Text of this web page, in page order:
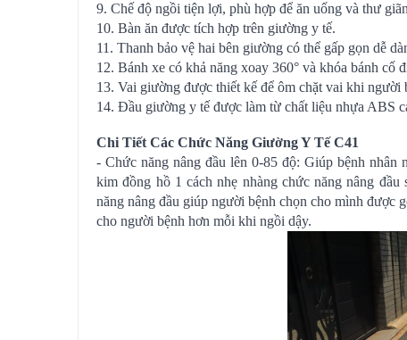
9. Chế độ ngồi tiện lợi, phù hợp để ăn uống và thư
10. Bàn ăn được tích hợp trên giường y tế.
11. Thanh bảo vệ hai bên giường có thể gấp gọn dễ
12. Bánh xe có khả năng xoay 360° và khóa bánh cố
13. Vai giường được thiết kế để ôm chặt vai khi
14. Đầu giường y tế được làm từ chất liệu nhựa ABS
Chi Tiết Các Chức Năng Giường Y Tế C41
- Chức năng nâng đầu lên 0-85 độ: Giúp bệnh nhân
kim đồng hồ 1 cách nhẹ nhàng chức năng nâng
năng nâng đầu giúp người bệnh chọn cho mình được
cho người bệnh hơn mỗi khi ngồi dậy.